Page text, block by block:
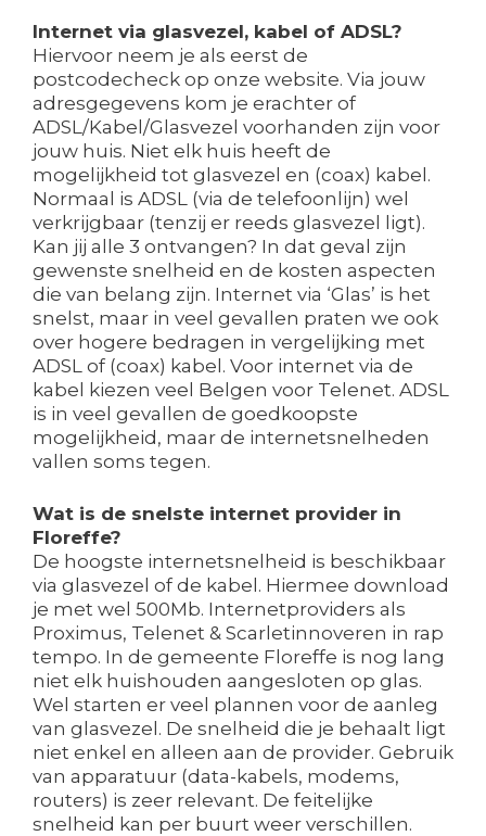
Internet via glasvezel, kabel of ADSL?
Hiervoor neem je als eerst de
postcodecheck op onze website. Via jouw
adresgegevens kom je erachter of
ADSL/Kabel/Glasvezel voorhanden zijn voor
jouw huis. Niet elk huis heeft de
mogelijkheid tot glasvezel en (coax) kabel.
Normaal is ADSL (via de telefoonlijn) wel
verkrijgbaar (tenzij er reeds glasvezel ligt).
Kan jij alle 3 ontvangen? In dat geval zijn
gewenste snelheid en de kosten aspecten
die van belang zijn. Internet via ‘Glas’ is het
snelst, maar in veel gevallen praten we ook
over hogere bedragen in vergelijking met
ADSL of (coax) kabel. Voor internet via de
kabel kiezen veel Belgen voor Telenet. ADSL
is in veel gevallen de goedkoopste
mogelijkheid, maar de internetsnelheden
vallen soms tegen.
Wat is de snelste internet provider in
Floreffe?
De hoogste internetsnelheid is beschikbaar
via glasvezel of de kabel. Hiermee download
je met wel 500Mb. Internetproviders als
Proximus, Telenet & Scarletinnoveren in rap
tempo. In de gemeente Floreffe is nog lang
niet elk huishouden aangesloten op glas.
Wel starten er veel plannen voor de aanleg
van glasvezel. De snelheid die je behaalt ligt
niet enkel en alleen aan de provider. Gebruik
van apparatuur (data-kabels, modems,
routers) is zeer relevant. De feitelijke
snelheid kan per buurt weer verschillen.